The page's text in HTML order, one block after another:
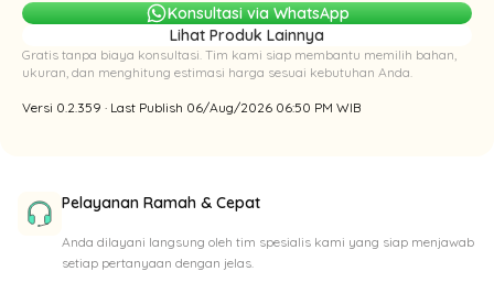
Konsultasi via WhatsApp
Lihat Produk Lainnya
Gratis tanpa biaya konsultasi. Tim kami siap membantu memilih bahan,
ukuran, dan menghitung estimasi harga sesuai kebutuhan Anda.
Versi 0.2.359 · Last Publish 06/Aug/2026 06:50 PM WIB
Pelayanan Ramah & Cepat
Anda dilayani langsung oleh tim spesialis kami yang siap menjawab
setiap pertanyaan dengan jelas.